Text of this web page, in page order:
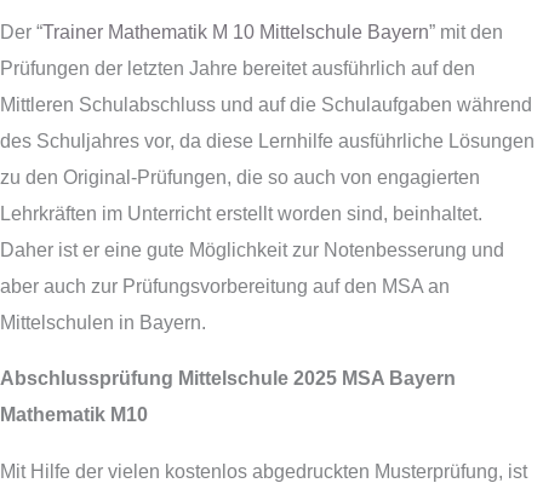
Der “Trainer Mathematik M 10 Mittelschule Bayern” mit den
Prüfungen der letzten Jahre bereitet ausführlich auf den
Mittleren Schulabschluss und auf die Schulaufgaben während
des Schuljahres vor, da diese Lernhilfe ausführliche Lösungen
zu den Original-Prüfungen, die so auch von engagierten
Lehrkräften im Unterricht erstellt worden sind, beinhaltet.
Daher ist er eine gute Möglichkeit zur Notenbesserung und
aber auch zur Prüfungsvorbereitung auf den MSA an
Mittelschulen in Bayern.
Abschlussprüfung Mittelschule 2025 MSA Bayern
Mathematik M10
Mit Hilfe der vielen kostenlos abgedruckten Musterprüfung, ist